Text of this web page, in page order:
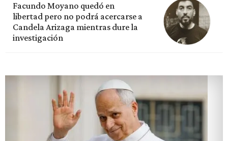
Facundo Moyano quedó en
libertad pero no podrá acercarse a
Candela Arizaga mientras dure la
investigación